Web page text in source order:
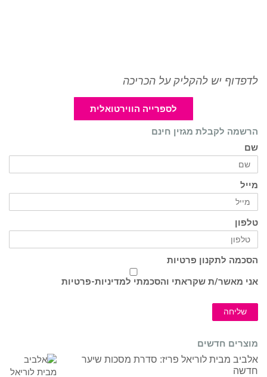
לדפדוף יש להקליק על הכריכה
לספרייה הווירטואלית
הרשמה לקבלת מגזין חינם
שם
מייל
טלפון
הסכמה לתקנון פרטיות
אני מאשר/ת שקראתי והסכמתי למדיניות-פרטיות
שליחה
מוצרים חדשים
אלביב מבית לוריאל פריז: סדרת מסכות שיער
חדשה